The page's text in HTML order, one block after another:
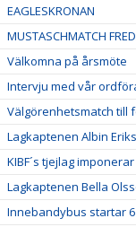
EAGLESKRONAN
MUSTASCHMATCH
Välkomna på årsmöte
Intervju med vår
Välgörenhetsmatch till
Lagkaptenen Albin
KIBF´s tjejlag
Lagkaptenen Bella
Innebandybus startar